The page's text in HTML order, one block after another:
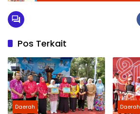
Pos Terkait
Daerah Daerah